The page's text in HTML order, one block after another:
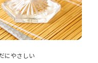
にやさしい